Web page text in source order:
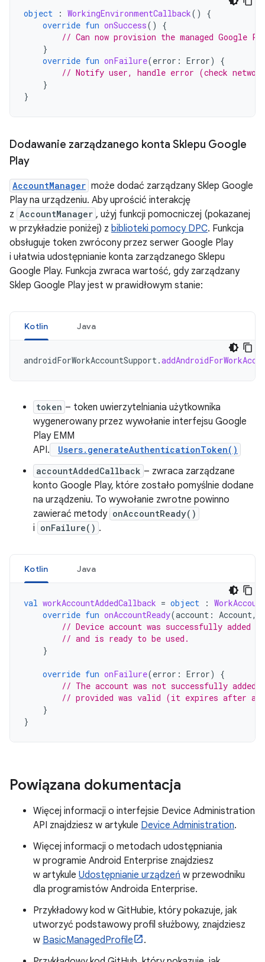
object : WorkingEnvironmentCallback()
{
override fun onSuccess()
{
// Can now provision the managed Google
}
override fun onFailure(error : Error)
{
// Notify user, handle error (check
}
}
Dodawanie zarządzanego konta Sklepu Google
Play
AccountManager może dodać zarządzany Sklep Google
Play na urządzeniu. Aby uprościć interakcję
z AccountManager , użyj funkcji pomocniczej (pokazanej
w przykładzie poniżej) z biblioteki pomocy DPC. Funkcja
obsługuje token zwrócony przez serwer Google Play
i ułatwia udostępnianie konta zarządzanego Sklepu
Google Play. Funkcja zwraca wartość, gdy zarządzany
Sklep Google Play jest w prawidłowym stanie:
Kotlin Java
androidForWorkAccountSupport.
token – token uwierzytelniania użytkownika
wygenerowany przez wywołanie interfejsu Google
Play EMM
API.
Users.generateAuthenticationToken()
accountAddedCallback – zwraca zarządzane
konto Google Play, które zostało pomyślnie dodane
na urządzeniu. To wywołanie zwrotne powinno
zawierać metody onAccountReady()
i onFailure() .
Kotlin Java
val workAccountAddedCallback = object :
override fun onAccountReady(account : Account,
// Device account was successfully added
// and is ready to be used.
}
override fun onFailure(error : Error)
{
// The account was not successfully
// provided was valid (it expires after a
}
}
Powiązana dokumentacja
Więcej informacji o interfejsie Device Administration
API znajdziesz w artykule Device Administration.
Więcej informacji o metodach udostępniania
w programie Android Enterprise znajdziesz
w artykule Udostępnianie urządzeń w przewodniku
dla programistów Androida Enterprise.
Przykładowy kod w GitHubie, który pokazuje, jak
utworzyć podstawowy profil służbowy, znajdziesz
w BasicManagedProfile
.